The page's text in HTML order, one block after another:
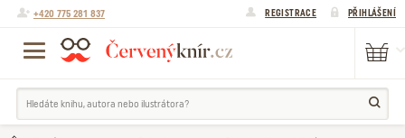
+420 775 281 837 REGISTRACE PŘIHLÁŠENÍ